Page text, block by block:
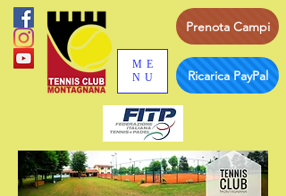
ME
NU
Prenota Campi
Ricarica PayPal